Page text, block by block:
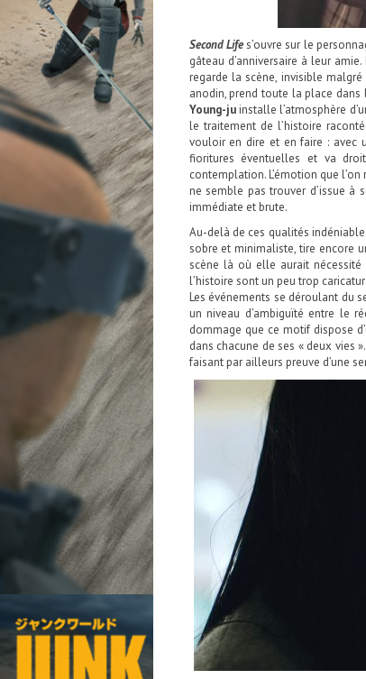
Second Lifes’ouvre sur le
gâteau d’anniversaire à leur
regarde la scène, invisible
anodin, prend toute la place dans
Young-juinstalle l’atmosphère
le traitement de l’histoire
vouloir en dire et en faire : avec
fioritures éventuelles et va
contemplation. L’émotion que
ne semble pas trouver d’issue à
immédiate et brute.
Au-delà de ces qualités
sobre et minimaliste, tire encore
scène là où elle aurait nécessité
l’histoire sont un peu trop
Les événements se déroulant du
un niveau d’ambiguïté entre le
dommage que ce motif dispose
dans chacune de ses « deux vies
faisant par ailleurs preuve d’une